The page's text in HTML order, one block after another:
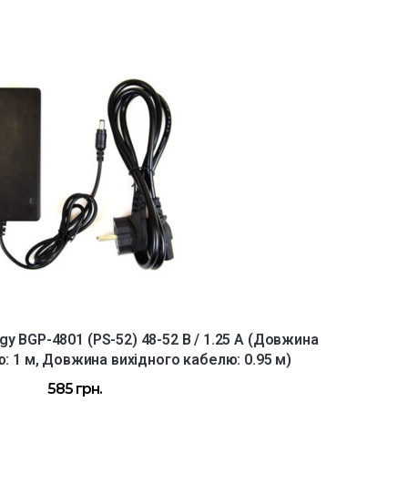
BGP-4801 (PS-52) 48-52 В / 1.25 А (Довжина
1 м, Довжина вихідного кабелю: 0.95 м)
585 грн.